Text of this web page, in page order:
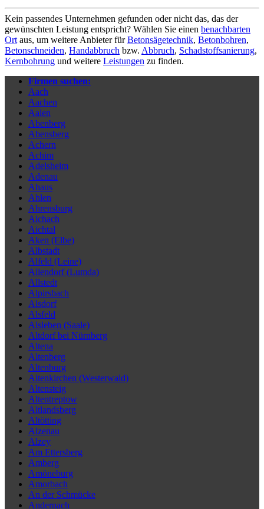
Kein passendes Unternehmen gefunden oder nicht das, das der
gewünschten Leistung entspricht? Wählen Sie einen benachbarten
Ort aus, um weitere Anbieter fürBetonsägetechnik, Betonbohren,
Betonschneiden, Handabbruch bzw. Abbruch, Schadstoffsanierung,
Kernbohrung und weitere Leistungen zu finden.
Firmen suchen:
Aach
Aachen
Aalen
Abenberg
Abensberg
Achern
Achim
Adelsheim
Adenau
Ahaus
Ahlen
Ahrensburg
Aichach
Aichtal
Aken (Elbe)
Albstadt
Alfeld (Leine)
Allendorf (Lumda)
Allstedt
Alpirsbach
Alsdorf
Alsfeld
Alsleben (Saale)
Altdorf bei Nürnberg
Altena
Altenberg
Altenburg
Altenkirchen (Westerwald)
Altensteig
Altentreptow
Altlandsberg
Altötting
Alzenau
Alzey
Am Ettersberg
Amberg
Amöneburg
Amorbach
An der Schmücke
Andernach